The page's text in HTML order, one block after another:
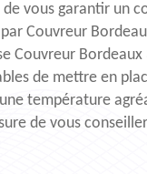
vous garantir un
Couvreur
Couvreur
de mettre en
température
de vous